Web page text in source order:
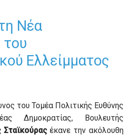
Νέα
Ελλείμματος
του Τομέα Πολιτικής Ευθύνης
Δημοκρατίας, Βουλευτής
Σταϊκούραςέκανε την ακόλουθη